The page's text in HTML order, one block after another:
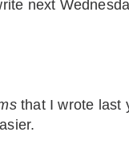
next
that I wrote last